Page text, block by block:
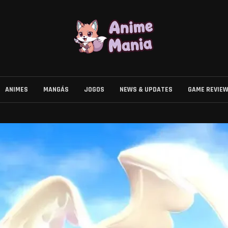
ANIMES MANGÁS JOGOS NEWS & UPDATES GAME